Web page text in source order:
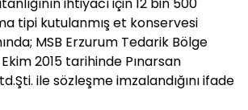
tipi kutulanmış et konservesi
MSB Erzurum Tedarik Bölge
2015 tarihinde Pınarsan
ile sözleşme imzalandığını ifade